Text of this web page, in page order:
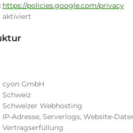
https://policies.google.com/privacy
aktiviert
cyon GmbH
Schweiz
Schweizer Webhosting
IP-Adresse, Serverlogs, Website-
Vertragserfüllung